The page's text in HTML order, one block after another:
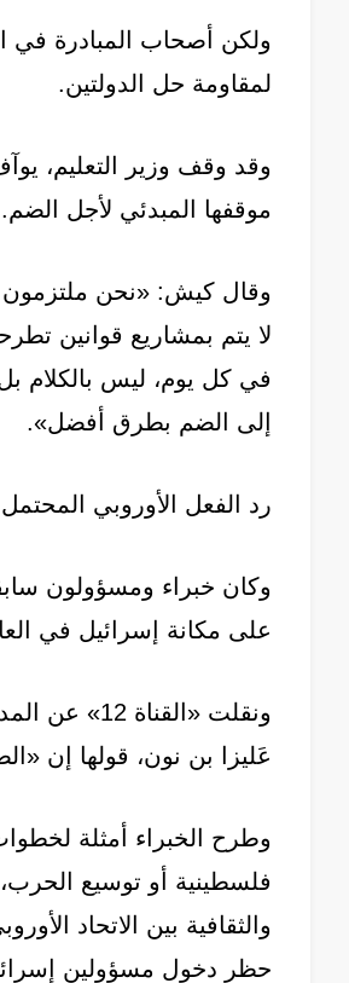
ولكن أصحاب المبادرة
لمقاومة حل الدولتين.
وقد وقف وزير التعليم،
موقفها المبدئي لأجل الضم.
وقال كيش: «نحن ملتزمون
لا يتم بمشاريع قوانين
في كل يوم، ليس بالكلام
إلى الضم بطرق أفضل».
رد الفعل الأوروبي المحتمل
وكان خبراء ومسؤولون
على مكانة إسرائيل في
ونقلت
عَليزا بن نون، قولها إن
وطرح الخبراء أمثلة
فلسطينية أو توسيع الحرب،
والثقافية بين الاتحاد
حظر دخول مسؤولين